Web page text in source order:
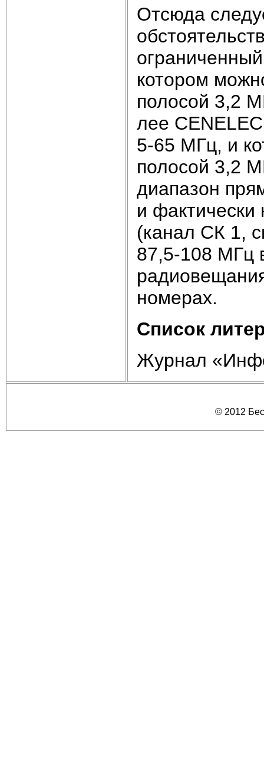
Отсюда
котором
полосой 3,2
лее
5-65 МГц, и
полосой 3,2
диапазон
и фактически
(канал СК 1,
87,5-108 МГц
номерах.
Список
Журнал
© 2012